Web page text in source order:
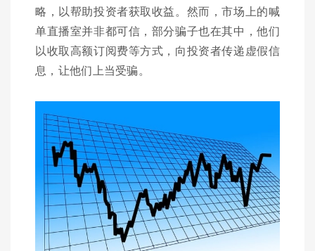
略，以帮助投资者获取收益。然而，市场上的喊
单直播室并非都可信，部分骗子也在其中，他们
以收取高额订阅费等方式，向投资者传递虚假信
息，让他们上当受骗。